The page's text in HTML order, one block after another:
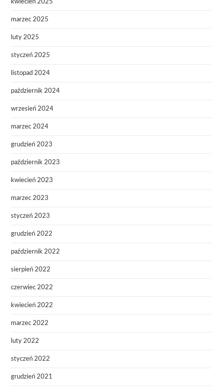
kwiecień 2025
marzec 2025
luty 2025
styczeń 2025
listopad 2024
październik 2024
wrzesień 2024
marzec 2024
grudzień 2023
październik 2023
kwiecień 2023
marzec 2023
styczeń 2023
grudzień 2022
październik 2022
sierpień 2022
czerwiec 2022
kwiecień 2022
marzec 2022
luty 2022
styczeń 2022
grudzień 2021